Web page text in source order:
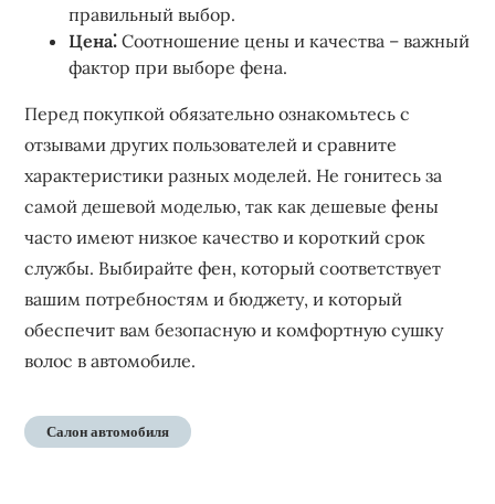
правильный выбор.
Цена⁚ Соотношение цены и качества – важный
фактор при выборе фена.
Перед покупкой обязательно ознакомьтесь с
отзывами других пользователей и сравните
характеристики разных моделей. Не гонитесь за
самой дешевой моделью, так как дешевые фены
часто имеют низкое качество и короткий срок
службы. Выбирайте фен, который соответствует
вашим потребностям и бюджету, и который
обеспечит вам безопасную и комфортную сушку
волос в автомобиле.
Салон автомобиля